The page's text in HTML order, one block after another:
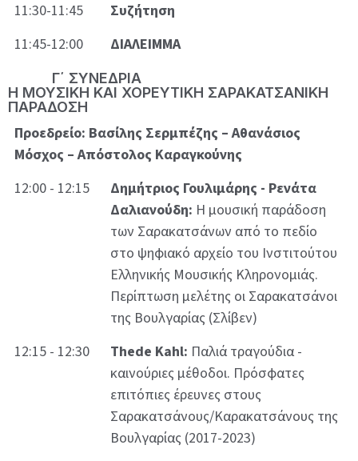
11:30-11:45
Συζήτηση
11:45-12:00
ΔΙΑΛΕΙΜΜΑ
Γ΄ ΣΥΝΕΔΡΙΑ
Η ΜΟΥΣΙΚΗ ΚΑΙ ΧΟΡΕΥΤΙΚΗ ΣΑΡΑΚΑΤΣΑΝΙΚΗ
ΠΑΡΑΔΟΣΗ
Προεδρείο: Βασίλης Σερμπέζης – Αθανάσιος
Μόσχος – Απόστολος Καραγκούνης
12:00 - 12:15
Δημήτριος Γουλιμάρης - Ρενάτα
Δαλιανούδη: Η μουσική παράδοση
των Σαρακατσάνων από το πεδίο
στο ψηφιακό αρχείο του Ινστιτούτου
Ελληνικής Μουσικής Κληρονομιάς.
Περίπτωση μελέτης οι Σαρακατσάνοι
της Βουλγαρίας (Σλίβεν)
12:15 - 12:30
Thede Kahl: Παλιά τραγούδια -
καινούριες μέθοδοι. Πρόσφατες
επιτόπιες έρευνες στους
Σαρακατσάνους/Καρακατσάνους της
Βουλγαρίας (2017-2023)